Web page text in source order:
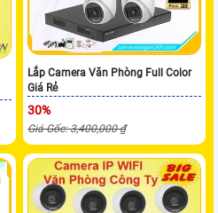
Lắp Camera Văn Phòng Full Color
Giá Rẻ
30%
Giá Gốc: 3,400,000 ₫